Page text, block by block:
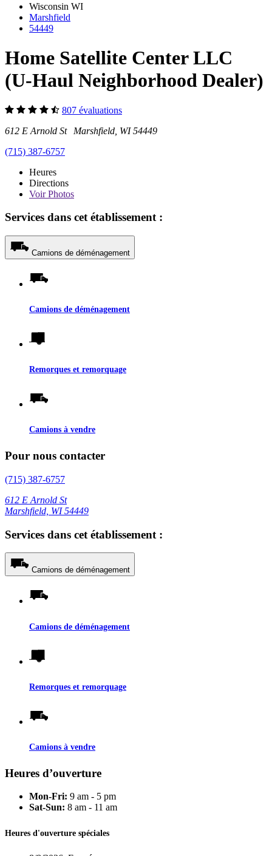
Wisconsin WI
Marshfield
54449
Home Satellite Center LLC
(U-Haul Neighborhood Dealer)
807 évaluations
612 E Arnold St Marshfield, WI 54449
(715) 387-6757
Heures
Directions
VoirPhotos
Services dans cet établissement :
Camions de déménagement
Camions de déménagement
Remorques et remorquage
Camions à vendre
Pour nous contacter
(715) 387-6757
612 E Arnold St
Marshfield, WI 54449
Services dans cet établissement :
Camions de déménagement
Camions de déménagement
Remorques et remorquage
Camions à vendre
Heures d’ouverture
Mon-Fri: 9 am - 5 pm
Sat-Sun: 8 am - 11 am
Heures d'ouverture spéciales